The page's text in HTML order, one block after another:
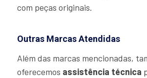
com peças originais.
Outras Marcas Atendidas
Além das marcas mencionadas,
oferecemos assistência técnica